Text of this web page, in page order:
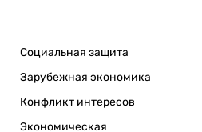
Социальная защита
Зарубежная экономика
Конфликт интересов
Экономическая